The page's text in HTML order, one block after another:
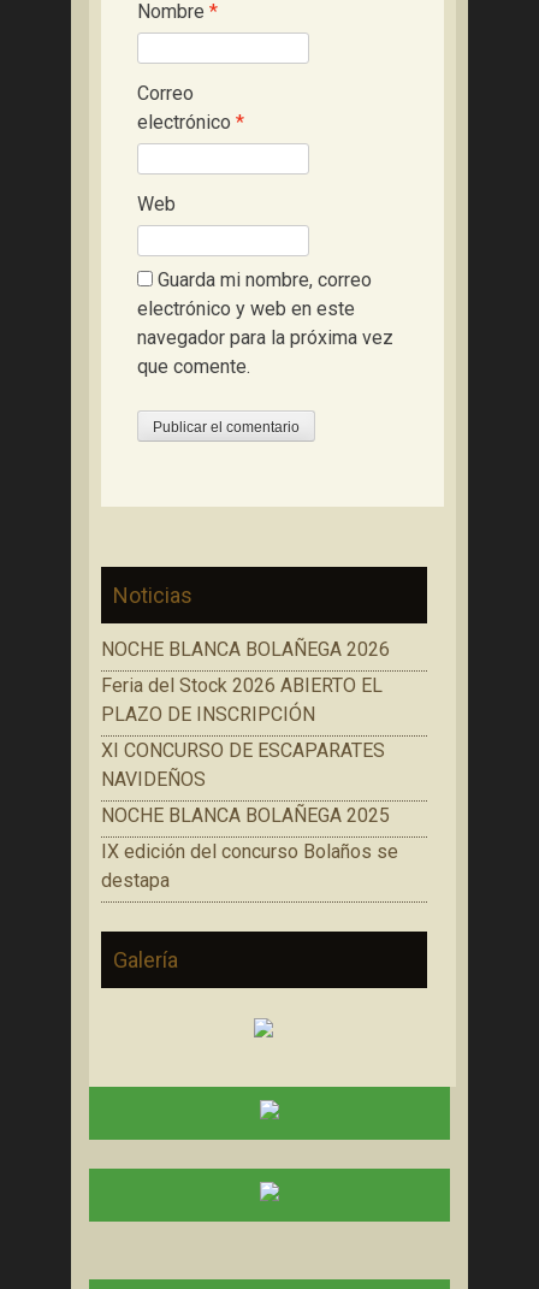
Nombre *
Correo
electrónico *
Web
Guarda mi nombre, correo
electrónico y web en este
navegador para la próxima vez
que comente.
Noticias
NOCHE BLANCA BOLAÑEGA 2026
Feria del Stock 2026 ABIERTO EL
PLAZO DE INSCRIPCIÓN
XI CONCURSO DE ESCAPARATES
NAVIDEÑOS
NOCHE BLANCA BOLAÑEGA 2025
IX edición del concurso Bolaños se
destapa
Galería